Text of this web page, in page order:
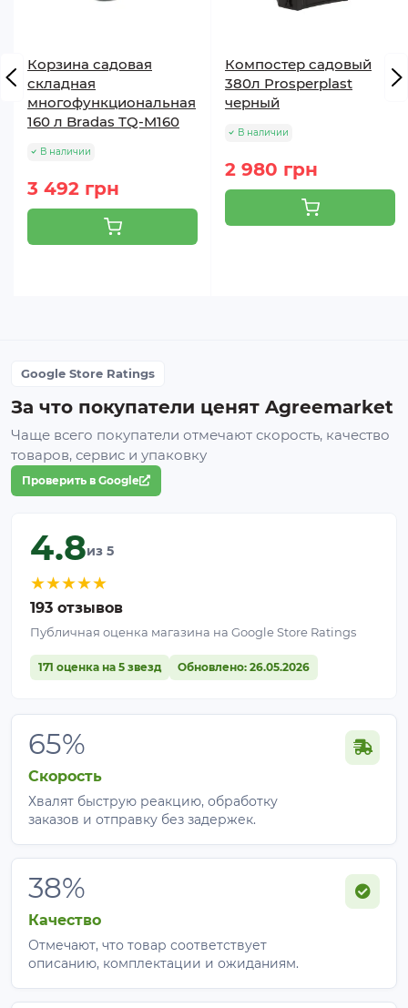
Корзина садовая
складная
многофункциональная
160 л Bradas TQ-M160
В наличии
3 492 грн
Компостер садовый
380л Prosperplast
черный
В наличии
2 980 грн
Google Store Ratings
За что покупатели ценят Agreemarket
Чаще всего покупатели отмечают скорость, качество
товаров, сервис и упаковку
Проверить в Google
4.8из 5
★★★★★
193 отзывов
Публичная оценка магазина на Google Store Ratings
171 оценка на 5 звезд Обновлено: 26.05.2026
65%
Скорость
Хвалят быструю реакцию, обработку
заказов и отправку без задержек.
38%
Качество
Отмечают, что товар соответствует
описанию, комплектации и ожиданиям.